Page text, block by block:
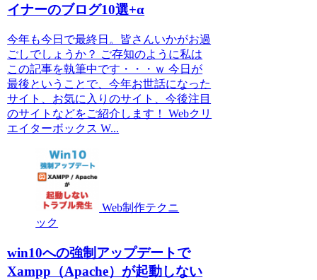
イナーのブログ10選+α
今年も今日で最終日。皆さんいかがお過
ごしでしょうか？ ご存知のように私は
この記事を執筆中です・・・ｗ 今日が
最後ということで、今年お世話になった
サイト、お気に入りのサイト、今後注目
のサイトなどをご紹介します！ Webクリ
エイターボックス W...
Web制作テクニ
ック
win10への強制アップデートで
Xampp（Apache）が起動しない